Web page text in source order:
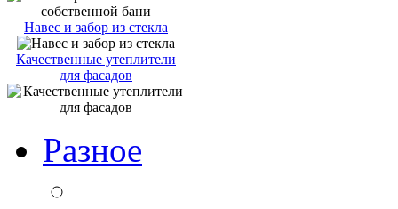
Навес и забор из стекла
Качественные утеплители
для фасадов
Разное